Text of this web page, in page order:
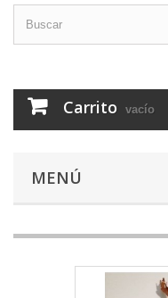
Carrito vacío
MENÚ